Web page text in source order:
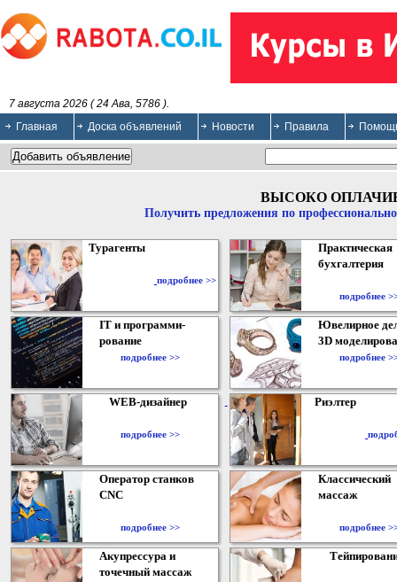
7 августа 2026 ( 24 Ава, 5786 ).
Главная
Доска объявлений Новости Правила
ВЫСОКО
Получить предложения по
Турагенты
подробнее >>
Практическая
бухгалтерия
подробнее
IT и программи-
рование
подробнее >>
Ювелирное
3D
подробнее
WEB-дизайнер
подробнее >>
Риэлтер
Оператор станков
CNC
подробнее >>
Классический
массаж
подробнее
Акупрессура и
точечный массаж